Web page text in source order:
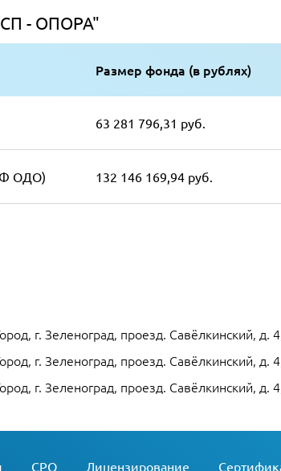
- ОПОРА"
Размер фонда (в рублях)
63 281 796,31 руб.
ОДО) 132 146 169,94 руб.
г. Зеленоград, проезд. Савёлкинский, д.
г. Зеленоград, проезд. Савёлкинский, д.
г. Зеленоград, проезд. Савёлкинский, д.
СРО Лицензирование